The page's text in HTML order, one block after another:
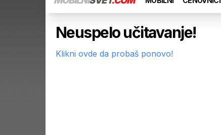
Neuspelo učitavanje!
Klikni ovde da probaš ponovo!